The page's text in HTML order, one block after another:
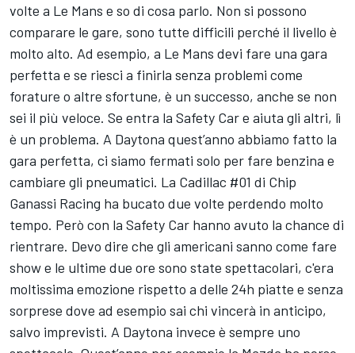
volte a Le Mans e so di cosa parlo. Non si possono
comparare le gare, sono tutte difficili perché il livello è
molto alto. Ad esempio, a Le Mans devi fare una gara
perfetta e se riesci a finirla senza problemi come
forature o altre sfortune, è un successo, anche se non
sei il più veloce. Se entra la Safety Car e aiuta gli altri, lì
è un problema. A Daytona quest’anno abbiamo fatto la
gara perfetta, ci siamo fermati solo per fare benzina e
cambiare gli pneumatici. La Cadillac #01 di Chip
Ganassi Racing ha bucato due volte perdendo molto
tempo. Però con la Safety Car hanno avuto la chance di
rientrare. Devo dire che gli americani sanno come fare
show e le ultime due ore sono state spettacolari, c'era
moltissima emozione rispetto a delle 24h piatte e senza
sorprese dove ad esempio sai chi vincerà in anticipo,
salvo imprevisti. A Daytona invece è sempre uno